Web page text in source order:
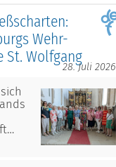
Wehr-
St. Wolfgang
28. Juli 2026